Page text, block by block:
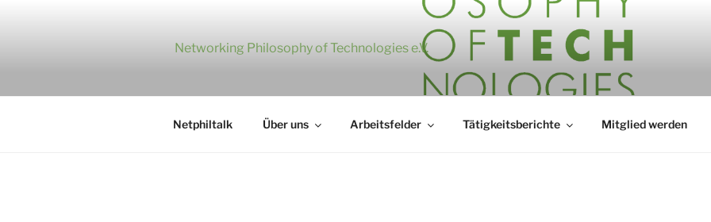
Networking Philosophy of Technologies e.V.
Netphiltalk Über uns Arbeitsfelder Tätigkeitsberichte Mitglied werden